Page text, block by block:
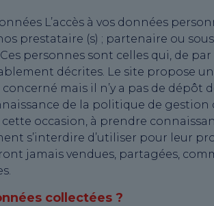
L’accès à vos données
prestataire (s) ; partenaire ou
personnes sont celles qui, de
décrites. Le site propose
mais il n’y a pas de dépôt
de la politique de
occasion, à prendre
s’interdire d’utiliser pour leur
jamais vendues, partagées,
collectées ?